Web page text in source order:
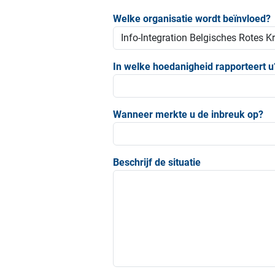
Welke organisatie wordt beïnvloed?
In welke hoedanigheid rapporteert
Wanneer merkte u de inbreuk op?
Beschrijf de situatie